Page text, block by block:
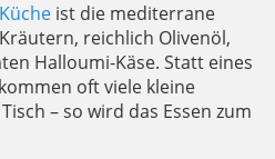
ist die mediterrane
reichlich Olivenöl,
Halloumi-Käse. Statt eines
oft viele kleine
– so wird das Essen zum